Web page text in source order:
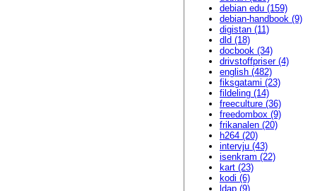
debian edu (159)
debian-handbook (9)
digistan (11)
dld (18)
docbook (34)
drivstoffpriser (4)
english (482)
fiksgatami (23)
fildeling (14)
freeculture (36)
freedombox (9)
frikanalen (20)
h264 (20)
intervju (43)
isenkram (22)
kart (23)
kodi (6)
ldap (9)